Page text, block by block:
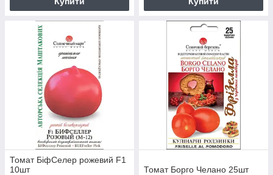
Томат БіфСелер рожевий F1
10шт
Томат Борго Челано 25шт